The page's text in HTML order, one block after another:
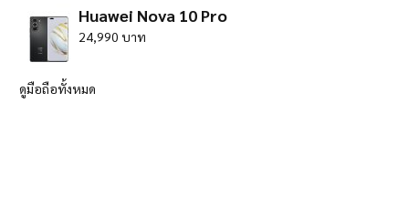
Huawei Nova 10 Pro
24,990 บาท
ดูมือถือทั้งหมด